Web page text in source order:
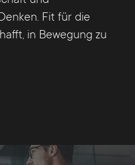
Fit für die
in Bewegung zu